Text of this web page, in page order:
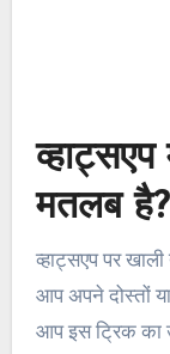
मतलब है?
व्हाट्सएप पर
आप अपने दोस्तों
आप इस ट्रिक का